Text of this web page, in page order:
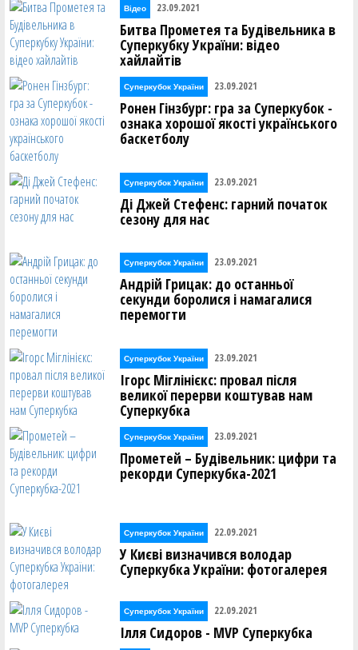
Відео 23.09.2021
Битва Прометея та Будівельника в
Суперкубку України: відео
хайлайтів
Суперкубок України 23.09.2021
Ронен Гінзбург: гра за Суперкубок -
ознака хорошої якості українського
баскетболу
Суперкубок України 23.09.2021
Ді Джей Стефенс: гарний початок
сезону для нас
Суперкубок України 23.09.2021
Андрій Грицак: до останньої
секунди боролися і намагалися
перемогти
Суперкубок України 23.09.2021
Ігорс Міглінієкс: провал після
великої перерви коштував нам
Суперкубка
Суперкубок України 23.09.2021
Прометей – Будівельник: цифри та
рекорди Суперкубка-2021
Суперкубок України 22.09.2021
У Києві визначився володар
Суперкубка України: фотогалерея
Суперкубок України 22.09.2021
Ілля Сидоров - MVP Суперкубка